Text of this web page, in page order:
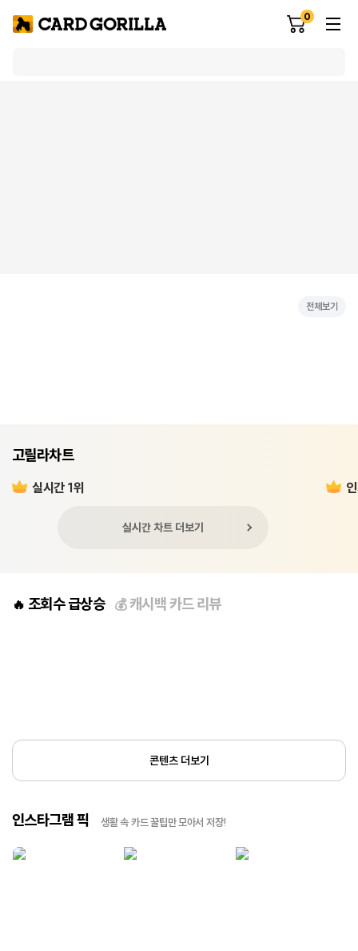
0
전체보기
고릴라차트
실시간 1위
실시간 차트 더보기
🔥 조회수 급상승 💰캐시백 카드 리뷰
콘텐츠 더보기
인스타그램 픽 생활 속 카드 꿀팁만 모아서 저장!